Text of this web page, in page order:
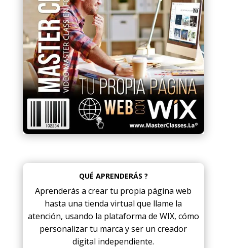
cliente
QUÉ APRENDERÁS ?
Aprenderás a crear tu propia página web
hasta una tienda virtual que llame la
atención, usando la plataforma de WIX, cómo
personalizar tu marca y ser un creador
digital independiente.